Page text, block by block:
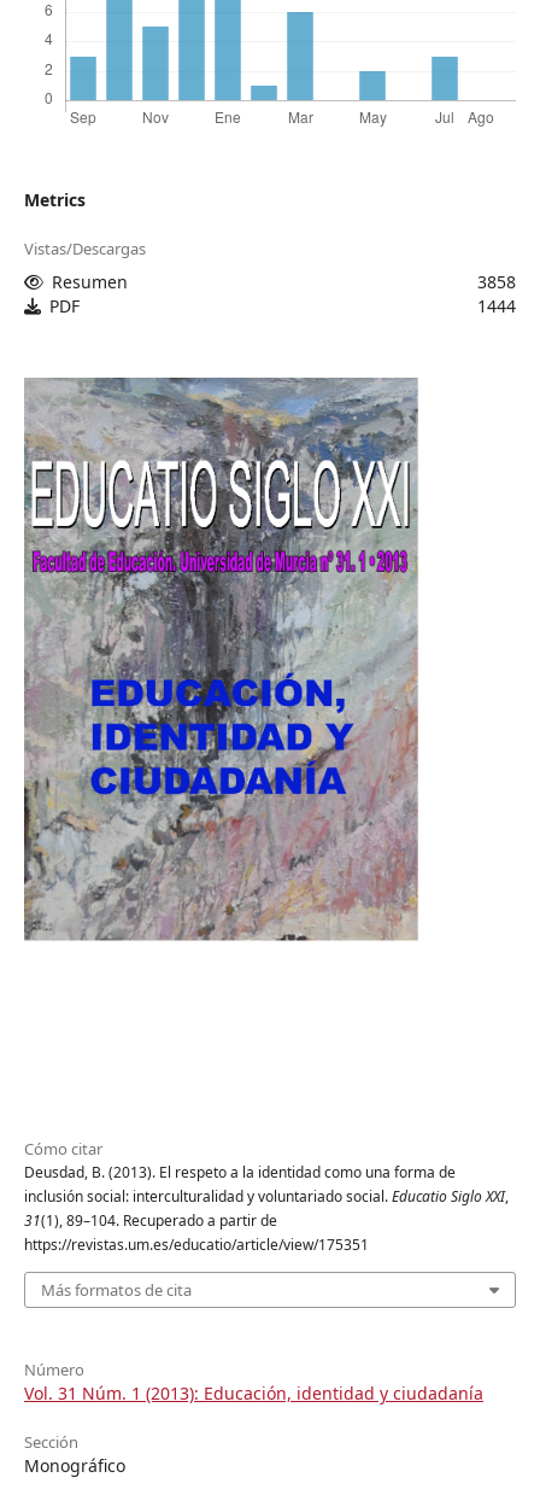
Metrics
Vistas/Descargas
Resumen
3858
PDF
1444
Cómo citar
Deusdad, B. (2013). El respeto a la identidad como una forma de
inclusión social: interculturalidad y voluntariado social.Educatio Siglo XXI,
31(1), 89–104. Recuperado a partir de
https://revistas.um.es/educatio/article/view/175351
Más formatos de cita
Número
Vol. 31 Núm. 1 (2013): Educación, identidad y ciudadanía
Sección
Monográfico